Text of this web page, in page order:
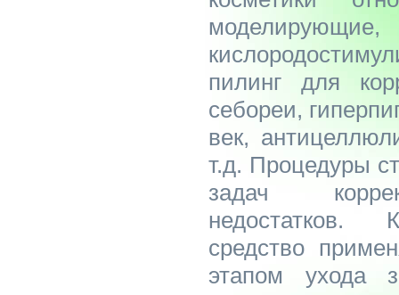
моделирующие,
пилинг для
себореи,
век,
т.д. Процедуры
задач
недостатков.
средство
этапом ухода